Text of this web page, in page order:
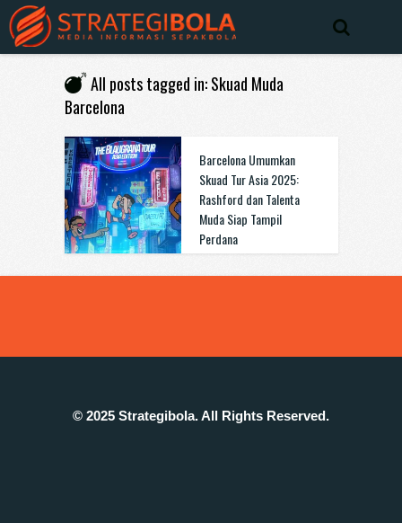
All posts tagged in: Skuad Muda
Barcelona
Barcelona Umumkan
Skuad Tur Asia 2025:
Rashford dan Talenta
Muda Siap Tampil
Perdana
© 2025 Strategibola. All Rights Reserved.